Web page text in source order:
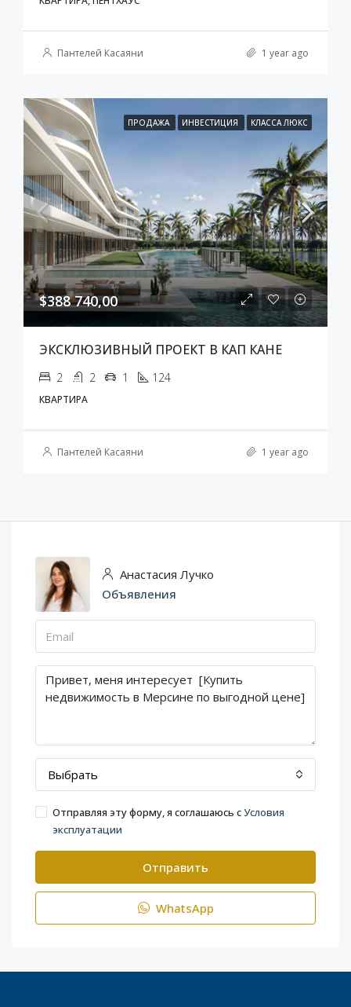
Пантелей Касаяни 1 year ago
ПРОДАЖА ИНВЕСТИЦИЯ КЛАССА ЛЮКС
$388 740,00
ЭКСКЛЮЗИВНЫЙ ПРОЕКТ В КАП КАНЕ
2 2 1 124
КВАРТИРА
Пантелей Касаяни 1 year ago
Анастасия Лучко
Объявления
Выбрать
Отправляя эту форму, я соглашаюсь сУсловия
эксплуатации
Отправить
WhatsApp